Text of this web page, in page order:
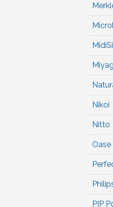
Nikoi
Nitto
Oase
PIP